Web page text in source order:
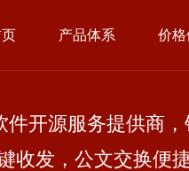
产品体系 价格
源服务提供商，
收发，公文交换便